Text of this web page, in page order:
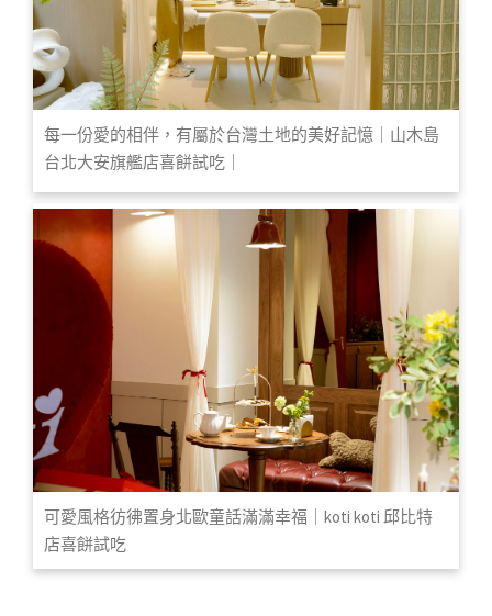
每一份愛的相伴，有屬於台灣土地的美好記憶｜山木島
台北大安旗艦店喜餅試吃｜
可愛風格彷彿置身北歐童話滿滿幸福｜koti koti 邱比特
店喜餅試吃